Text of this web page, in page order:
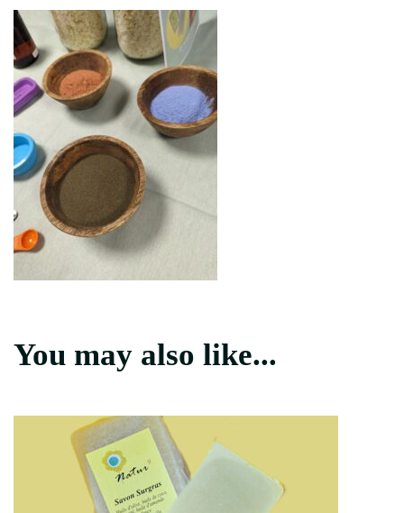
You may also like...